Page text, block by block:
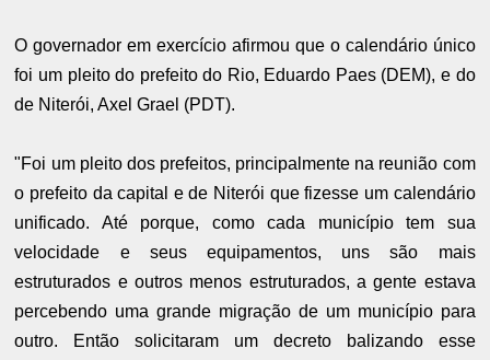
O governador em exercício afirmou que o calendário único
foi um pleito do prefeito do Rio, Eduardo Paes (DEM), e do
de Niterói, Axel Grael (PDT).
"Foi um pleito dos prefeitos, principalmente na reunião com
o prefeito da capital e de Niterói que fizesse um calendário
unificado. Até porque, como cada município tem sua
velocidade e seus equipamentos, uns são mais
estruturados e outros menos estruturados, a gente estava
percebendo uma grande migração de um município para
outro. Então solicitaram um decreto balizando esse